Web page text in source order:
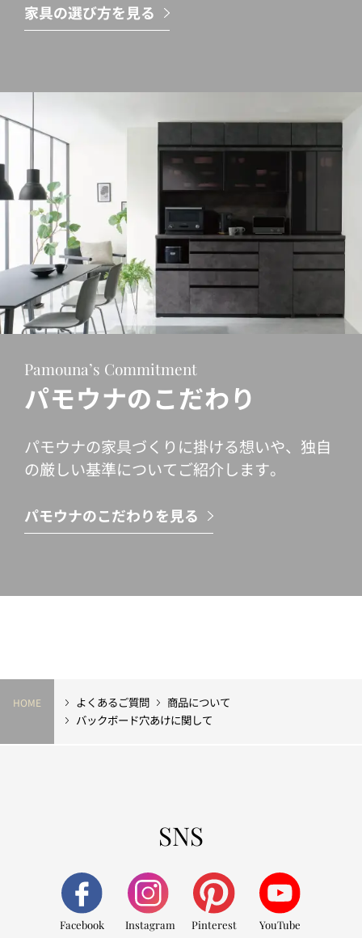
家具の選び方を見る
Pamouna’s Commitment
パモウナのこだわり
パモウナの家具づくりに掛ける想いや、独自
の厳しい基準についてご紹介します。
パモウナのこだわりを見る
HOME よくあるご質問
商品について
バックボード穴あけに関して
SNS
Facebook Instagram Pinterest YouTube